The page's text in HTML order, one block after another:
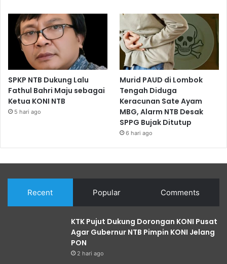
SPKP NTB Dukung Lalu
Fathul Bahri Maju sebagai
Ketua KONI NTB
5 hari ago
Murid PAUD di Lombok
Tengah Diduga
Keracunan Sate Ayam
MBG, Alarm NTB Desak
SPPG Bujak Ditutup
6 hari ago
Recent Popular Comments
KTK Pujut Dukung Dorongan KONI Pusat
Agar Gubernur NTB Pimpin KONI Jelang
PON
2 hari ago